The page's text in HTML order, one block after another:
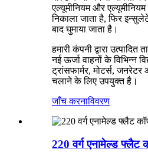
एल्यूमीनियम और
निकाला जाता है, फिर
बाद घुमाया जाता है।
हमारी कंपनी द्वारा
नई ऊर्जा वाहनों के विभिन्न
ट्रांसफार्मर, मोटर्स,
चलाने के लिए उपयुक्त है।
जाँच करनाविवरण
220 वर्ग एनामेल्ड फ्लैट